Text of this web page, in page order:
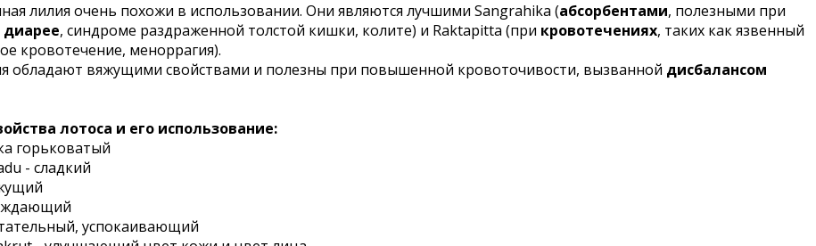
лилия очень похожи в использовании. Они являются лучшими Sangrahika (абсорбентами, полезными при
диарее, синдроме раздраженной толстой кишки, колите) и Raktapitta (при кровотечениях, таких как язвенный
кровотечение, меноррагия).
обладают вяжущими свойствами и полезны при повышенной кровоточивости, вызванной дисбалансом
лотоса и его использование:
горьковатый
- сладкий
успокаивающий